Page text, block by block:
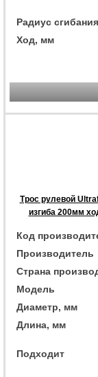
Радиус
Ход, мм
Трос рулевой
изгиба 200мм
Код
Производитель
Страна
Модель
Диаметр, мм
Длина, мм
Подходит